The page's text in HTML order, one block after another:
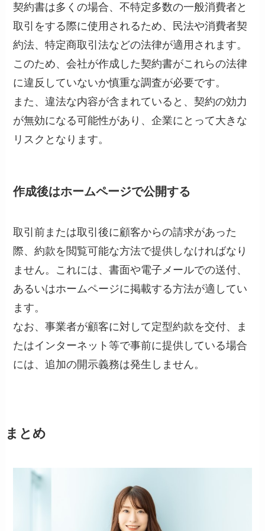
契約書は多くの場合、不特定多数の一般消費者と
取引をする際に使用されるため、民法や消費者契
約法、特定商取引法などの法律が適用されます。
このため、会社が作成した契約書がこれらの法律
に違反していないか慎重な調査が必要です。
また、違法な内容が含まれていると、契約の効力
が無効になる可能性があり、企業にとって大きな
リスクとなります。
作成後はホームページで公開する
取引前または取引後に顧客からの請求があった
際、約款を閲覧可能な方法で提供しなければなり
ません。これには、書面や電子メールでの送付、
あるいはホームページに掲載する方法が適してい
ます。
なお、事業者が顧客に対して定型約款を交付、ま
たはインターネット等で事前に提供している場合
には、追加の開示義務は発生しません。
まとめ